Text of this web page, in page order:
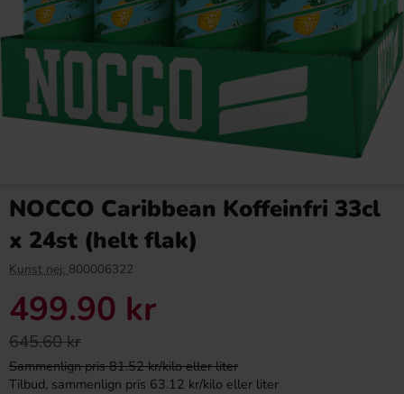
NOCCO Caribbean Koffeinfri 33cl
x 24st (helt flak)
Kunst nej: 800006322
499.90 kr
645.60 kr
Sammenlign pris 81.52 kr/kilo eller liter
Tilbud, sammenlign pris 63.12 kr/kilo eller liter